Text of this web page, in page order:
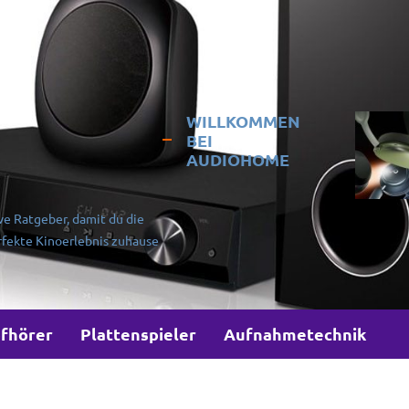
Ratgeber, damit du die
Kinoerlebnis zuhause
WILLKOMMEN
BEI
AUDIOHOME
Plattenspieler Aufnahmetechnik